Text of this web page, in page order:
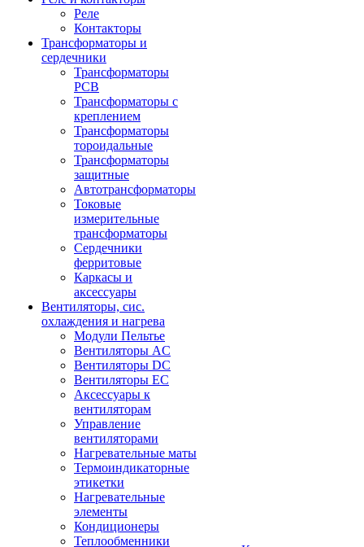
Реле
Контакторы
Трансформаторы и
сердечники
Трансформаторы
PCB
Трансформаторы с
креплением
Трансформаторы
тороидальные
Трансформаторы
защитные
Автотрансформаторы
Токовые
измерительные
трансформаторы
Сердечники
ферритовые
Каркасы и
аксессуары
Вентиляторы, сис.
охлаждения и нагрева
Модули Пельтье
Вентиляторы AC
Вентиляторы DC
Вентиляторы EC
Аксессуары к
вентиляторам
Управление
вентиляторами
Нагревательные маты
Термоиндикаторные
этикетки
Нагревательные
элементы
Кондиционеры
Теплообменники